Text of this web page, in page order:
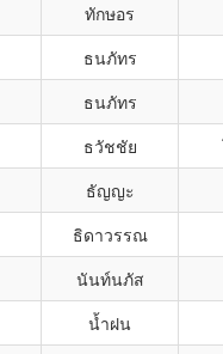
ทักษอร
ธนภัทร
ธนภัทร
ธวัชชัย
ธัญญะ
ธิดาวรรณ
นันท์นภัส
น้ำฝน